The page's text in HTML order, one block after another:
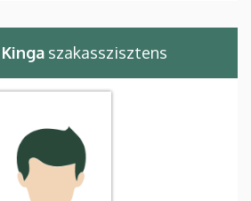
szakasszisztens